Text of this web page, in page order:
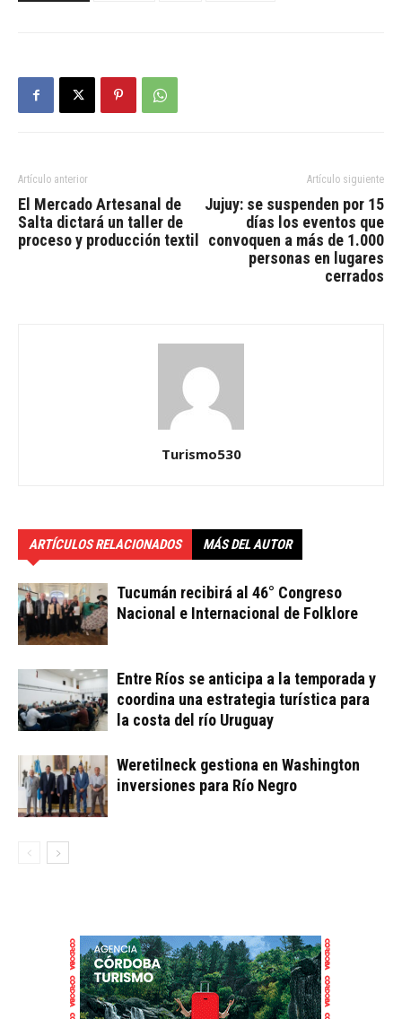
Artículo anterior
El Mercado Artesanal de
Salta dictará un taller de
proceso y producción textil
Artículo siguiente
Jujuy: se suspenden por 15
días los eventos que
convoquen a más de 1.000
personas en lugares
cerrados
Turismo530
ARTÍCULOS RELACIONADOS MÁS DEL AUTOR
Tucumán recibirá al 46° Congreso
Nacional e Internacional de Folklore
Entre Ríos se anticipa a la temporada y
coordina una estrategia turística para
la costa del río Uruguay
Weretilneck gestiona en Washington
inversiones para Río Negro